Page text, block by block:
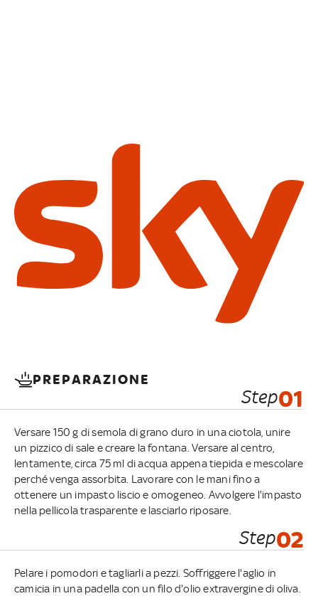
PREPARAZIONE
Step01
Versare 150 g di semola di grano duro in una ciotola, unire
un pizzico di sale e creare la fontana. Versare al centro,
lentamente, circa 75 ml di acqua appena tiepida e mescolare
perché venga assorbita. Lavorare con le mani fino a
ottenere un impasto liscio e omogeneo. Avvolgere l'impasto
nella pellicola trasparente e lasciarlo riposare.
Step02
Pelare i pomodori e tagliarli a pezzi. Soffriggere l'aglio in
camicia in una padella con un filo d'olio extravergine di oliva.